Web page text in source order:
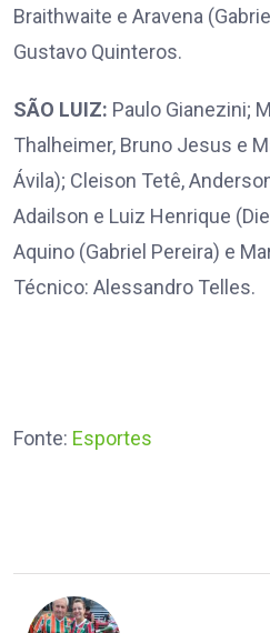
Braithwaite e Aravena
Gustavo Quinteros.
SÃO LUIZ: Paulo Gianezini;
Thalheimer, Bruno Jesus e
Ávila); Cleison Tetê,
Adailson e Luiz Henrique
Aquino (Gabriel Pereira) e
Técnico: Alessandro Telles.
Fonte: Esportes